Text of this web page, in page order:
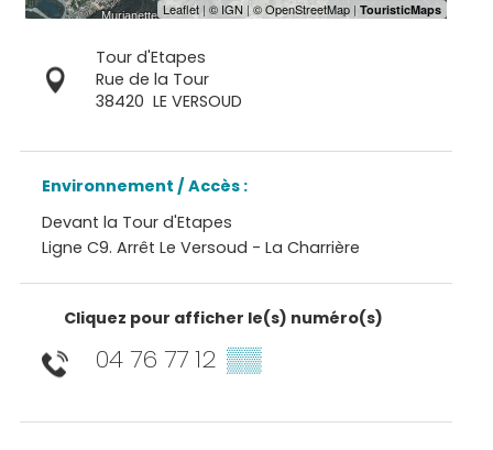
Tour d'Etapes
Rue de la Tour
38420 LE VERSOUD
Environnement / Accès :
Devant la Tour d'Etapes
Ligne C9. Arrêt Le Versoud - La Charrière
Cliquez pour afficher le(s) numéro(s)
04 76 77 12 ▒▒